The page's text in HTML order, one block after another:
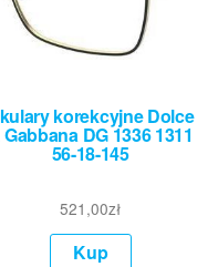
korekcyjne Dolce
Gabbana DG 1336 1311
56-18-145
521,00zł
Kup